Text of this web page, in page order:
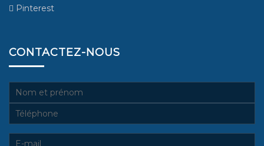
Pinterest
CONTACTEZ-NOUS